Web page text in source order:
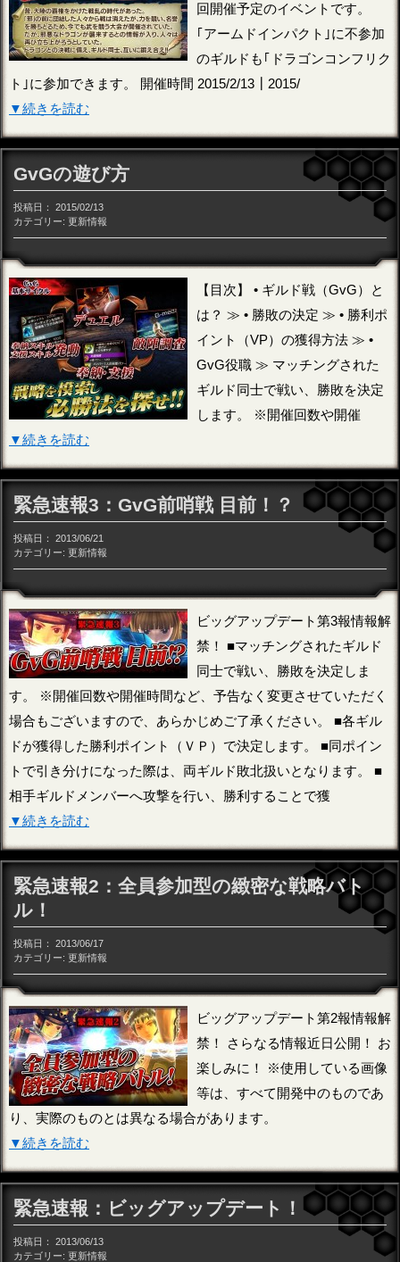
回開催予定のイベントです。
｢アームドインパクト｣に不参加
のギルドも｢ドラゴンコンフリク
ト｣に参加できます。 開催時間 2015/2/13┃2015/
▼続きを読む
GvGの遊び方
投稿日：
2015/02/13
カテゴリー: 更新情報
【目次】 • ギルド戦（GvG）と
は？ ≫ • 勝敗の決定 ≫ • 勝利ポ
イント（VP）の獲得方法 ≫ •
GvG役職 ≫ マッチングされた
ギルド同士で戦い、勝敗を決定
します。 ※開催回数や開催
▼続きを読む
緊急速報3：GvG前哨戦 目前！？
投稿日：
2013/06/21
カテゴリー: 更新情報
ビッグアップデート第3報情報解
禁！ ■マッチングされたギルド
同士で戦い、勝敗を決定しま
す。 ※開催回数や開催時間など、予告なく変更させていただく
場合もございますので、あらかじめご了承ください。 ■各ギル
ドが獲得した勝利ポイント（ＶＰ）で決定します。 ■同ポイン
トで引き分けになった際は、両ギルド敗北扱いとなります。 ■
相手ギルドメンバーへ攻撃を行い、勝利することで獲
▼続きを読む
緊急速報2：全員参加型の緻密な戦略バト
ル！
投稿日：
2013/06/17
カテゴリー: 更新情報
ビッグアップデート第2報情報解
禁！ さらなる情報近日公開！ お
楽しみに！ ※使用している画像
等は、すべて開発中のものであ
り、実際のものとは異なる場合があります。
▼続きを読む
緊急速報：ビッグアップデート！
投稿日：
2013/06/13
カテゴリー: 更新情報